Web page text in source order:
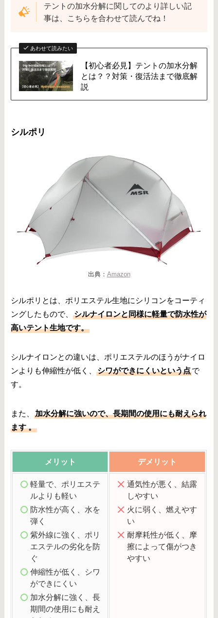
テントの加水分解に関してのより詳しい記
事は、こちらを合わせて読んでね！
あわせて読みたい
【初心者必見】テントの加水分解
とは？？対策・復活法まで徹底解
説
シルポリ
出典： Amazon
シルポリとは、ポリエステル生地にシリコンをコーティ
ングしたもので、シルナイロンと同様に軽量で防水性が
高いテント生地です。
シルナイロンとの違いは、ポリエステルのほうがナイロ
ンよりも伸縮性が低く、シワができにくいという点で
す。
また、加水分解に強いので、長期間の使用にも耐えられ
ます 。
メリット デメリット
軽量で、ポリエステ
ルよりも軽い
防水性が高く、水を
弾く
紫外線に強く、ポリ
エステルの劣化を防
ぐ
伸縮性が低く、シワ
ができにくい
加水分解に強く、長
期間の使用にも耐え
通気性が悪く、結露
しやすい
火に弱く、燃えやす
い
耐摩耗性が低く、摩
擦によって傷がつき
やすい